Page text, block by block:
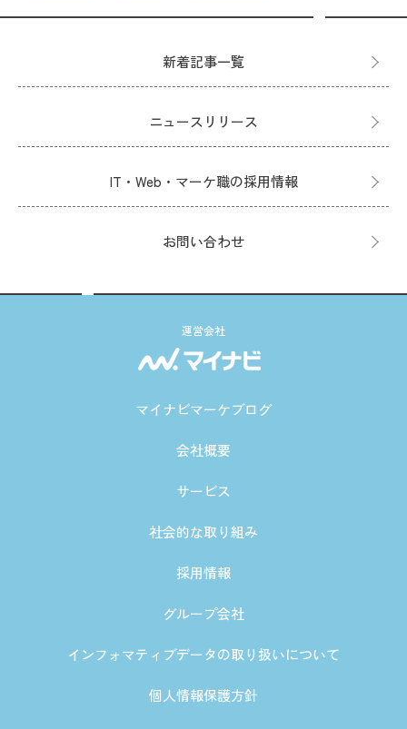
新着記事一覧
ニュースリリース
IT・Web・マーケ職の採用情報
お問い合わせ
運営会社
マイナビマーケブログ
会社概要
サービス
社会的な取り組み
採用情報
グループ会社
インフォマティブデータの取り扱いについて
個人情報保護方針